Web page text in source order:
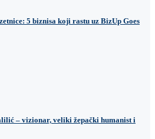
5 biznisa koji rastu uz BizUp Goes
– vizionar, veliki žepački humanist i